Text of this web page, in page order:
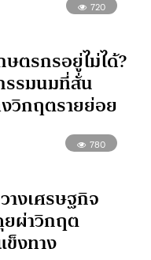
720
ตรกรอยู่ไม่ได้?
รรมนมที่สั่น
วิกฤตรายย่อย
780
างเศรษฐกิจ
ยผ่าวิกฤต
ข็งทาง